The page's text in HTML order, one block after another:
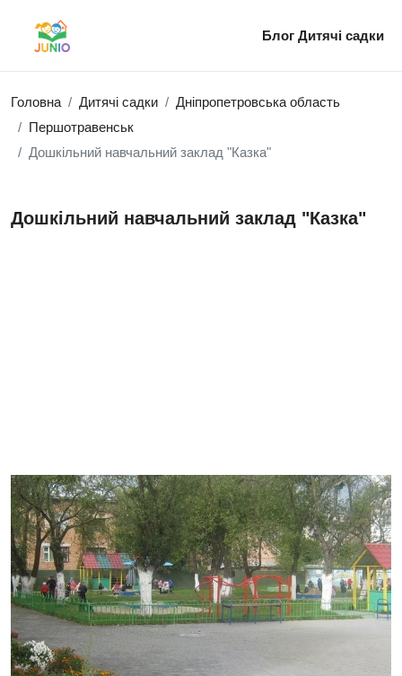
Блог Дитячі садки
Головна Дитячі садки
Дніпропетровська область
Першотравенськ
Дошкільний навчальний заклад "Казка"
Дошкільний навчальний заклад "Казка"